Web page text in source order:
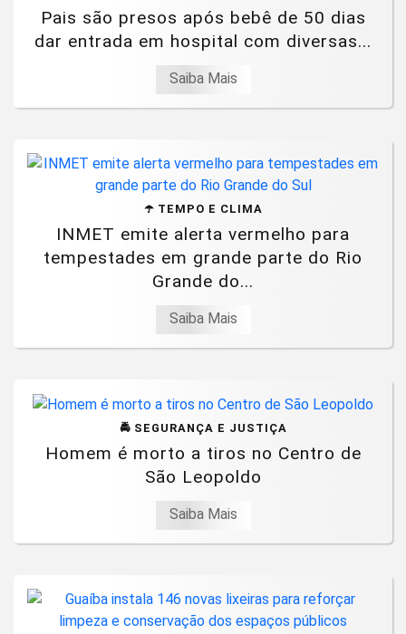
Pais são presos após bebê de 50 dias
dar entrada em hospital com diversas...
Saiba Mais
☂️ TEMPO E CLIMA
INMET emite alerta vermelho para
tempestades em grande parte do Rio
Grande do...
Saiba Mais
🚔 SEGURANÇA E JUSTIÇA
Homem é morto a tiros no Centro de
São Leopoldo
Saiba Mais